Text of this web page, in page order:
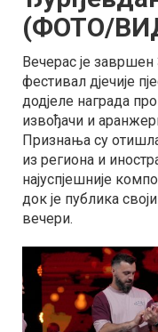
(ФОТО/
Вечерас је
фестивал дјечије
додјеле награда
извођачи и
Признања су
из региона и
најуспјешније
док је публика
вечери.